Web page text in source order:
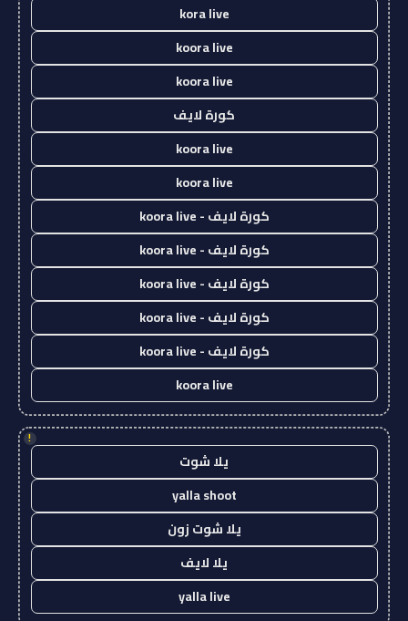
kora live
koora live
koora live
كورة لايف
koora live
koora live
كورة لايف - koora live
كورة لايف - koora live
كورة لايف - koora live
كورة لايف - koora live
كورة لايف - koora live
koora live
!
يلا شوت
yalla shoot
يلا شوت زون
يلا لايف
yalla live